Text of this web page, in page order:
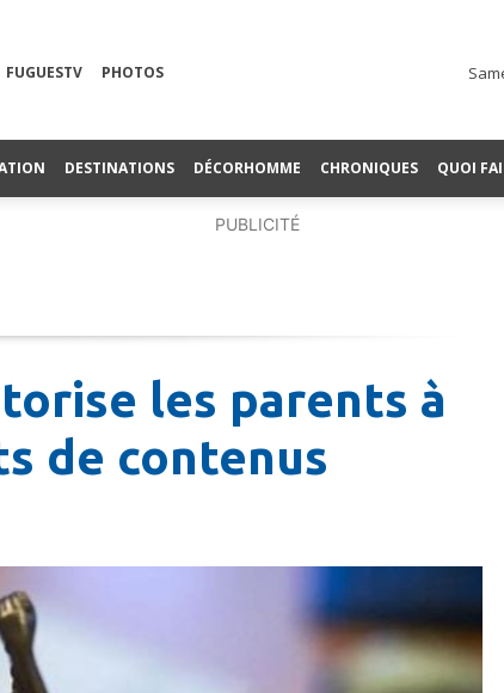
FUGUESTV PHOTOS
DESTINATIONS DÉCORHOMME CHRONIQUES QUOI
PUBLICITÉ
les parents à
de contenus